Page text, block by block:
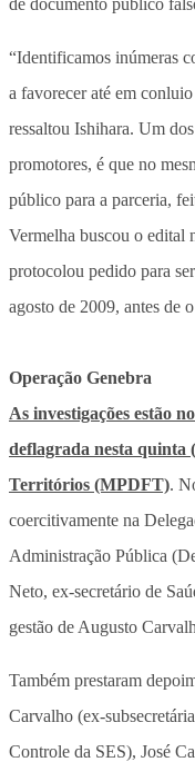
“Identificamos inúmeras
a favorecer até em
ressaltou Ishihara. Um
promotores, é que no
público para a parceria,
Vermelha buscou o edital
protocolou pedido para
agosto de 2009, antes de
Operação Genebra
As investigações estão
deflagrada nesta quinta
Territórios (MPDFT).
coercitivamente na
Administração Pública
Neto, ex-secretário de
gestão de Augusto
Também prestaram
Carvalho (ex-
Controle da SES), José